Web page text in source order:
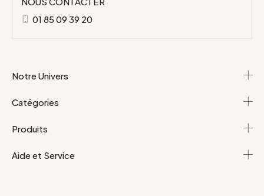
01 85 09 39 20
Notre Univers
Catégories
Produits
Aide et Service